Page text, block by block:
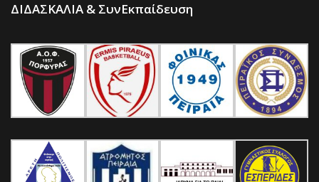
ΔΙΔΑΣΚΑΛΙΑ & ΣυνΕκπαίδευση